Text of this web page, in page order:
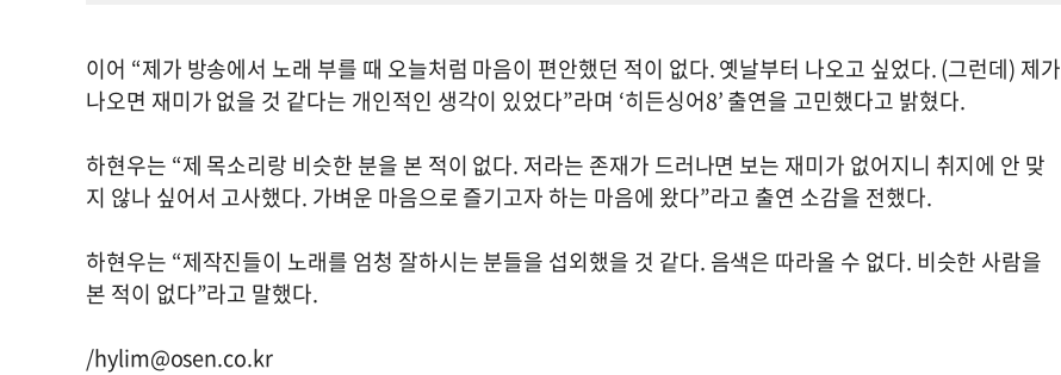
이어 “제가 방송에서 노래 부를 때 오늘처럼 마음이 편안했던 적이 없다. 옛날부터 나오고 싶었다. (그런데) 제가
나오면 재미가 없을 것 같다는 개인적인 생각이 있었다”라며 ‘히든싱어8’ 출연을 고민했다고 밝혔다.
하현우는 “제 목소리랑 비슷한 분을 본 적이 없다. 저라는 존재가 드러나면 보는 재미가 없어지니 취지에 안 맞
지 않나 싶어서 고사했다. 가벼운 마음으로 즐기고자 하는 마음에 왔다”라고 출연 소감을 전했다.
하현우는 “제작진들이 노래를 엄청 잘하시는 분들을 섭외했을 것 같다. 음색은 따라올 수 없다. 비슷한 사람을
본 적이 없다”라고 말했다.
/hylim@osen.co.kr